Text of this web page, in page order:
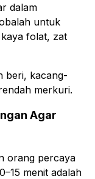
dalam
untuk
folat, zat
beri, kacang-
merkuri.
Agar
orang percaya
menit adalah